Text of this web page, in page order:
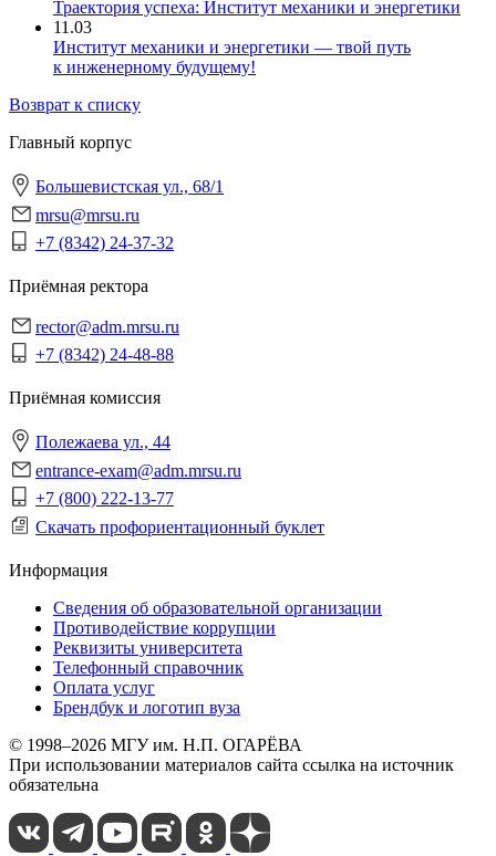
Траектория успеха: Институт механики и энергетики
11.03
Институт механики и энергетики — твой путь
к инженерному будущему!
Возврат к списку
Главный корпус
Большевистская ул., 68/1
mrsu@mrsu.ru
+7 (8342) 24-37-32
Приёмная ректора
rector@adm.mrsu.ru
+7 (8342) 24-48-88
Приёмная комиссия
Полежаева ул., 44
entrance-exam@adm.mrsu.ru
+7 (800) 222-13-77
Скачать профориентационный буклет
Информация
Сведения об образовательной организации
Противодействие коррупции
Реквизиты университета
Телефонный справочник
Оплата услуг
Брендбук и логотип вуза
© 1998–2026 МГУ им. Н.П. ОГАРЁВА
При использовании материалов сайта ссылка на источник
обязательна